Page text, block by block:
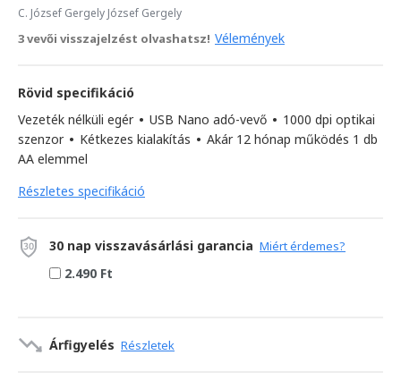
C. József Gergely József Gergely
3 vevői visszajelzést olvashatsz! Vélemények
Rövid specifikáció
Vezeték nélküli egér • USB Nano adó-vevő • 1000 dpi optikai
szenzor • Kétkezes kialakítás • Akár 12 hónap működés 1 db
AA elemmel
Részletes specifikáció
30 nap visszavásárlási garancia Miért érdemes?
2.490 Ft
Árfigyelés Részletek